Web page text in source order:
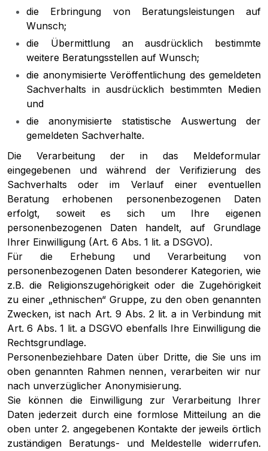
die Erbringung von Beratungsleistungen auf
Wunsch;
die Übermittlung an ausdrücklich bestimmte
weitere Beratungsstellen auf Wunsch;
die anonymisierte Veröffentlichung des gemeldeten
Sachverhalts in ausdrücklich bestimmten Medien
und
die anonymisierte statistische Auswertung der
gemeldeten Sachverhalte.
Die Verarbeitung der in das Meldeformular
eingegebenen und während der Verifizierung des
Sachverhalts oder im Verlauf einer eventuellen
Beratung erhobenen personenbezogenen Daten
erfolgt, soweit es sich um Ihre eigenen
personenbezogenen Daten handelt, auf Grundlage
Ihrer Einwilligung (Art. 6 Abs. 1 lit. a DSGVO).
Für die Erhebung und Verarbeitung von
personenbezogenen Daten besonderer Kategorien, wie
z.B. die Religionszugehörigkeit oder die Zugehörigkeit
zu einer „ethnischen“ Gruppe, zu den oben genannten
Zwecken, ist nach Art. 9 Abs. 2 lit. a in Verbindung mit
Art. 6 Abs. 1 lit. a DSGVO ebenfalls Ihre Einwilligung die
Rechtsgrundlage.
Personenbeziehbare Daten über Dritte, die Sie uns im
oben genannten Rahmen nennen, verarbeiten wir nur
nach unverzüglicher Anonymisierung.
Sie können die Einwilligung zur Verarbeitung Ihrer
Daten jederzeit durch eine formlose Mitteilung an die
oben unter 2. angegebenen Kontakte der jeweils örtlich
zuständigen Beratungs- und Meldestelle widerrufen.